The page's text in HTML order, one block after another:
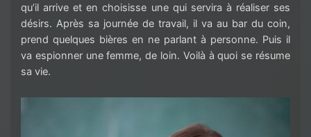
qu’il arrive et en choisisse une qui servira à réaliser ses
désirs. Après sa journée de travail, il va au bar du coin,
prend quelques bières en ne parlant à personne. Puis il
va espionner une femme, de loin. Voilà à quoi se résume
sa vie.